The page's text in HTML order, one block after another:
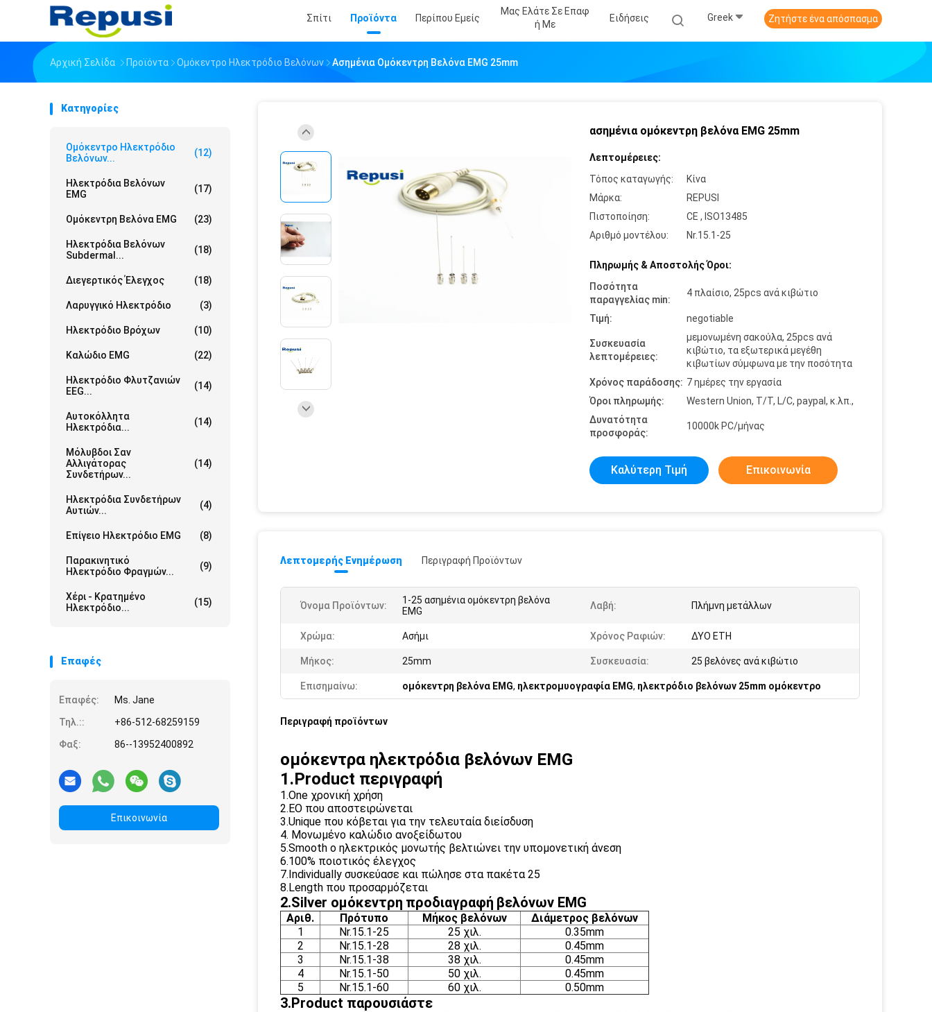
Σπίτι Προϊόντα Περίπου Εμείς
Μας Ελάτε Σε Επαφ
Ή Με
Ειδήσεις Greek Ζητήστε ένα απόσπασμα
Αρχική Σελίδα Προϊόντα Ομόκεντρο Ηλεκτρόδιο Βελόνων Ασημένια Ομόκεντρη Βελόνα EMG 25mm
Κατηγορίες
Ομόκεντρο Ηλεκτρόδιο
Βελόνων...
(12)
Ηλεκτρόδια Βελόνων
EMG
(17)
Ομόκεντρη Βελόνα EMG (23)
Ηλεκτρόδια Βελόνων
Subdermal...
(18)
Διεγερτικός Έλεγχος (18)
Λαρυγγικό Ηλεκτρόδιο (3)
Ηλεκτρόδιο Βρόχων (10)
Καλώδιο EMG (22)
Ηλεκτρόδιο Φλυτζανιών
EEG...
(14)
Αυτοκόλλητα
Ηλεκτρόδια...
(14)
Μόλυβδοι Σαν
Αλλιγάτορας
Συνδετήρων...
(14)
Ηλεκτρόδια Συνδετήρων
Αυτιών...
(4)
Επίγειο Ηλεκτρόδιο EMG (8)
Παρακινητικό
Ηλεκτρόδιο Φραγμών...
(9)
Χέρι - Κρατημένο
Ηλεκτρόδιο...
(15)
Επαφές
Επαφές:
Ms. Jane
Τηλ.::
+86-512-68259159
Φαξ:
86--13952400892
Επικοινωνία
ασημένια ομόκεντρη βελόνα EMG 25mm
Λεπτομέρειες:
Τόπος καταγωγής:
Κίνα
Μάρκα:
REPUSI
Πιστοποίηση:
CE , ISO13485
Αριθμό μοντέλου:
Nr.15.1-25
Πληρωμής & Αποστολής Όροι:
Ποσότητα
παραγγελίας min:
4 πλαίσιο, 25pcs ανά κιβώτιο
Τιμή: negotiable
Συσκευασία
λεπτομέρειες:
μεμονωμένη σακούλα, 25pcs ανά
κιβώτιο, τα εξωτερικά μεγέθη
κιβωτίων σύμφωνα με την ποσότητα
Χρόνος παράδοσης: 7 ημέρες την εργασία
Όροι πληρωμής:
Western Union, T/T, L/C, paypal, κ.λπ.,
Δυνατότητα
προσφοράς:
10000k PC/μήνας
Καλύτερη Τιμή Επικοινωνία
Λεπτομερής Ενημέρωση Περιγραφή Προϊόντων
Όνομα Προϊόντων:
1-25 ασημένια ομόκεντρη βελόνα
EMG
Λαβή: Πλήμνη μετάλλων
Χρώμα: Ασήμι Χρόνος Ραφιών: ΔΥΟ ΕΤΗ
Μήκος: 25mm Συσκευασία: 25 βελόνες ανά κιβώτιο
Επισημαίνω: ομόκεντρη βελόνα EMG, ηλεκτρομυογραφία EMG, ηλεκτρόδιο βελόνων 25mm ομόκεντρο
Περιγραφή προϊόντων
ομόκεντρα ηλεκτρόδια βελόνων EMG
1.Product περιγραφή
1.One χρονική χρήση
2.EO που αποστειρώνεται
3.Unique που κόβεται για την τελευταία διείσδυση
4. Μονωμένο καλώδιο ανοξείδωτου
5.Smooth ο ηλεκτρικός μονωτής βελτιώνει την υπομονετική άνεση
6.100% ποιοτικός έλεγχος
7.Individually συσκεύασε και πώλησε στα πακέτα 25
8.Length που προσαρμόζεται
2.Silver ομόκεντρη προδιαγραφή βελόνων EMG
Αριθ. Πρότυπο Μήκος βελόνων
Διάμετρος βελόνων
1
Nr.15.1-25 25 χιλ.
0.35mm
2
Nr.15.1-28 28 χιλ.
0.45mm
3
Nr.15.1-38 38 χιλ.
0.45mm
4
Nr.15.1-50 50 χιλ.
0.45mm
5
Nr.15.1-60 60 χιλ. 0.50mm
3.Product παρουσιάστε